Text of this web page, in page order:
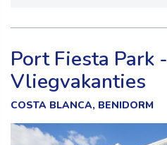
Port Fiesta Park -
Vliegvakanties
COSTA BLANCA, BENIDORM